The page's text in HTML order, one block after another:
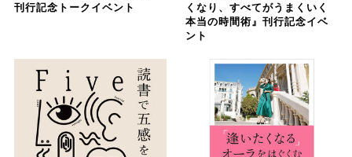
刊行記念トークイベント
くなり、すべてがうまくいく
本当の時間術』刊行記念イベ
ント